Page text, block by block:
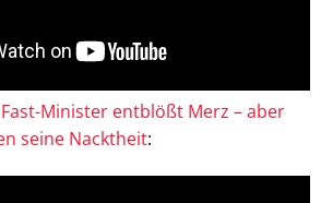
Minister entblößt Merz – aber
seine Nacktheit: